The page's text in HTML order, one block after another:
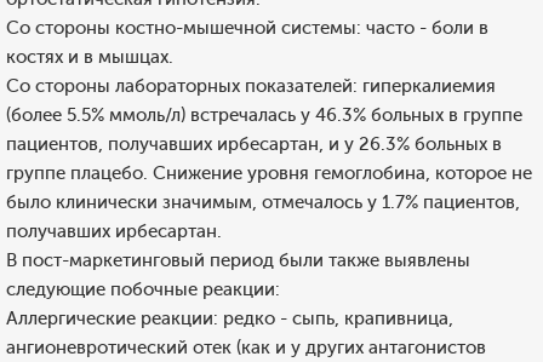
Со стороны костно-мышечной системы: часто - боли в
костях и в мышцах.
Со стороны лабораторных показателей: гиперкалиемия
(более 5.5% ммоль/л) встречалась у 46.3% больных в группе
пациентов, получавших ирбесартан, и у 26.3% больных в
группе плацебо. Снижение уровня гемоглобина, которое не
было клинически значимым, отмечалось у 1.7% пациентов,
получавших ирбесартан.
В пост-маркетинговый период были также выявлены
следующие побочные реакции:
Аллергические реакции: редко - сыпь, крапивница,
ангионевротический отек (как и у других антагонистов